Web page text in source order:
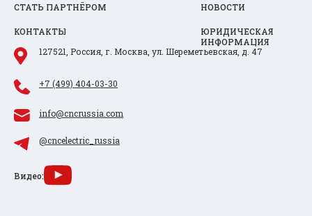
СТАТЬ ПАРТНЁРОМ НОВОСТИ
КОНТАКТЫ
ЮРИДИЧЕСКАЯ
ИНФОРМАЦИЯ
127521, Россия, г. Москва, ул. Шереметьевская, д. 47
+7 (499) 404-03-30
info@cncrussia.com
@cncelectric_russia
Видео: